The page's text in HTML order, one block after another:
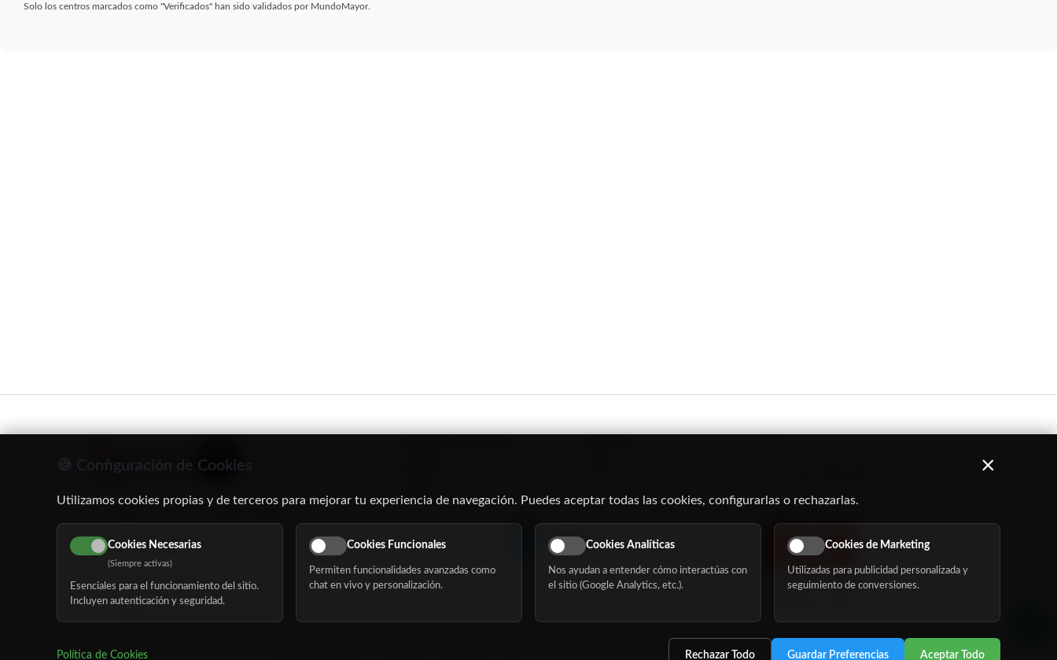
Solo los centros marcados como "Verificados" han sido validados por MundoMayor.
91 345 06 26
616 113 103
🍪 Configuración de Cookies ×
Utilizamos cookies propias y de terceros para mejorar tu experiencia de navegación. Puedes aceptar todas las cookies, configurarlas o rechazarlas.
Cookies Necesarias
(Siempre activas)
Esenciales para el funcionamiento del sitio.
Incluyen autenticación y seguridad.
Cookies Funcionales
Permiten funcionalidades avanzadas como
chat en vivo y personalización.
Cookies Analíticas
Nos ayudan a entender cómo interactúas con
el sitio (Google Analytics, etc.).
Cookies de Marketing
Utilizadas para publicidad personalizada y
seguimiento de conversiones.
Política de Cookies Rechazar Todo Guardar Preferencias Aceptar Todo